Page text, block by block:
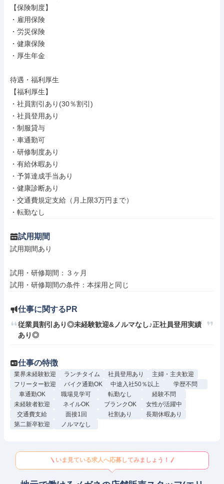
【保険制度】
・雇用保険
・労災保険
・健康保険
・厚生年金
待遇・福利厚生
【福利厚生】
・社員割引あり(30％割引)
・社員登用あり
・制服貸与
・車通勤可
・研修制度あり
・有給休暇あり
・予算達成手当あり
・健康診断あり
・交通費規定支給（月上限3万円まで）
・転勤なし
試用期間
試用期間あり
試用・研修期間：３ヶ月
仕事に関するPR
従業員割引あり◎未経験歓迎&ノルマなし♪正社員登用実績
あり◎
仕事の特徴
業界未経験歓迎 ランチタイム 社員登用あり
主婦・主夫歓迎
フリーター歓迎
バイク通勤OK 中途入社50％以上
学歴不問
車通勤OK
職場見学可 転勤なし
経験不問
未経験者歓迎
ネイルOK ブランクOK
女性が活躍中
交通費支給
面接1回 社割あり
長期休暇あり
第二新卒歓迎
ノルマなし
いま見ている求人へ応募してみましょう！